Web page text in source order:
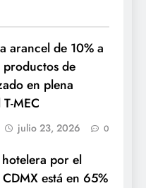
arancel de 10% a
de
en plena
MEC
julio 23, 2026 0
por el
está en 65%